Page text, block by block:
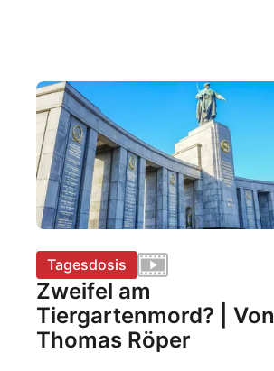
Tagesdosis
Zweifel am
Tiergartenmord? | Von
Thomas Röper